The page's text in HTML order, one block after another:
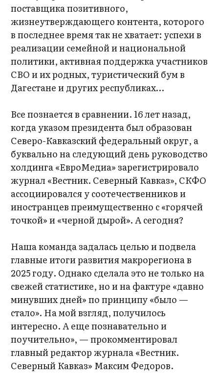
поставщика позитивного,
жизнеутверждающего контента, которого
в последнее время так не хватает: успехи в
реализации семейной и национальной
политики, активная поддержка участников
СВО и их родных, туристический бум в
Дагестане и других республиках…
Все познается в сравнении. 16 лет назад,
когда указом президента был образован
Северо-Кавказский федеральный округ, а
буквально на следующий день руководство
холдинга «ЕвроМедиа» зарегистрировало
журнал «Вестник. Северный Кавказ», СКФО
ассоциировался у соотечественников и
иностранцев преимущественно с «горячей
точкой» и «черной дырой». А сегодня?
Наша команда задалась целью и подвела
главные итоги развития макрорегиона в
2025 году. Однако сделала это не только на
свежей статистике, но и на фактуре «давно
минувших дней» по принципу «было —
стало». На мой взгляд, получилось
интересно. А еще познавательно и
поучительно», — прокомментировал
главный редактор журнала «Вестник.
Северный Кавказ» Максим Федоров.